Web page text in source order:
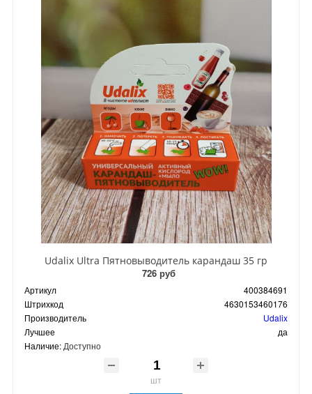
Udalix Ultra Пятновыводитель карандаш 35 гр
726 руб
Артикул
400384691
Штрихкод
4630153460176
Производитель
Udalix
Лучшее
да
Наличие: Доступно
шт